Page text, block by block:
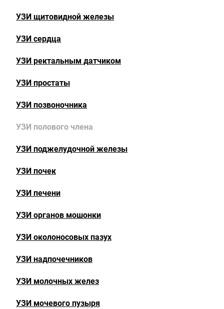
УЗИ щитовидной железы
УЗИ сердца
УЗИ ректальным датчиком
УЗИ простаты
УЗИ позвоночника
УЗИ полового члена
УЗИ поджелудочной железы
УЗИ почек
УЗИ печени
УЗИ органов мошонки
УЗИ околоносовых пазух
УЗИ надпочечников
УЗИ молочных желез
УЗИ мочевого пузыря